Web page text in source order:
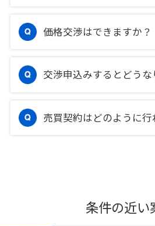
価格交渉はできますか？
交渉申込みするとどうな
売買契約はどのように行
条件の近い